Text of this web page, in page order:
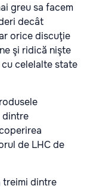
greu sa facem
decât
orice discuţie
şi ridică nişte
celelalte state
dintre
de LHC de
treimi dintre